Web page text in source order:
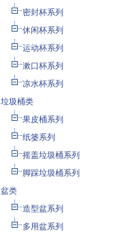
密封杯系列
休闲杯系列
运动杯系列
漱口杯系列
凉水杯系列
垃圾桶类
果皮桶系列
纸篓系列
摇盖垃圾桶系列
脚踩垃圾桶系列
盆类
造型盆系列
多用盆系列